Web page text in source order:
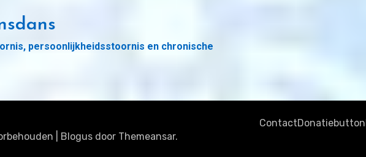
persoonlijkheidsstoornis en chronische
Blogus door Themeansar.
ContactDonatiebutton